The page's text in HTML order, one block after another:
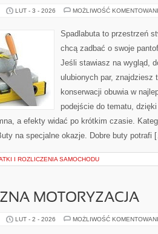
LUT - 3 - 2026 MOŻLIWOŚĆ
Spadlabuta to przestrzeń
chcą zadbać o swoje
Jeśli stawiasz na wygląd,
ulubionych par, znajdziesz
konserwacji obuwia w
podejście do tematu,
a efekty widać po krótkim czasie.
na specjalne okazje. Dobre buty potrafi
I ROZLICZENIA SAMOCHODU
MOTORYZACJA
LUT - 2 - 2026 MOŻLIWOŚĆ